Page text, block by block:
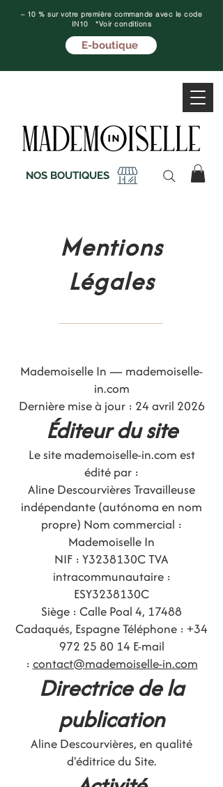
– 10 % sur votre première commande avec le code
IN10 *Voir conditions
E-boutique
NOS BOUTIQUES
Mentions
Légales
Mademoiselle In — mademoiselle-
in.com
Dernière mise à jour : 24 avril 2026
Éditeur du site
Le site mademoiselle-in.com est
édité par :
Aline Descourvières Travailleuse
indépendante (autónoma en nom
propre) Nom commercial :
Mademoiselle In
NIF : Y3238130C TVA
intracommunautaire :
ESY3238130C
Siège : Calle Poal 4, 17488
Cadaqués, Espagne Téléphone : +34
972 25 80 14E-mail
: contact@mademoiselle-in.com
Directrice de la
publication
Aline Descourvières, en qualité
d'éditrice du Site.